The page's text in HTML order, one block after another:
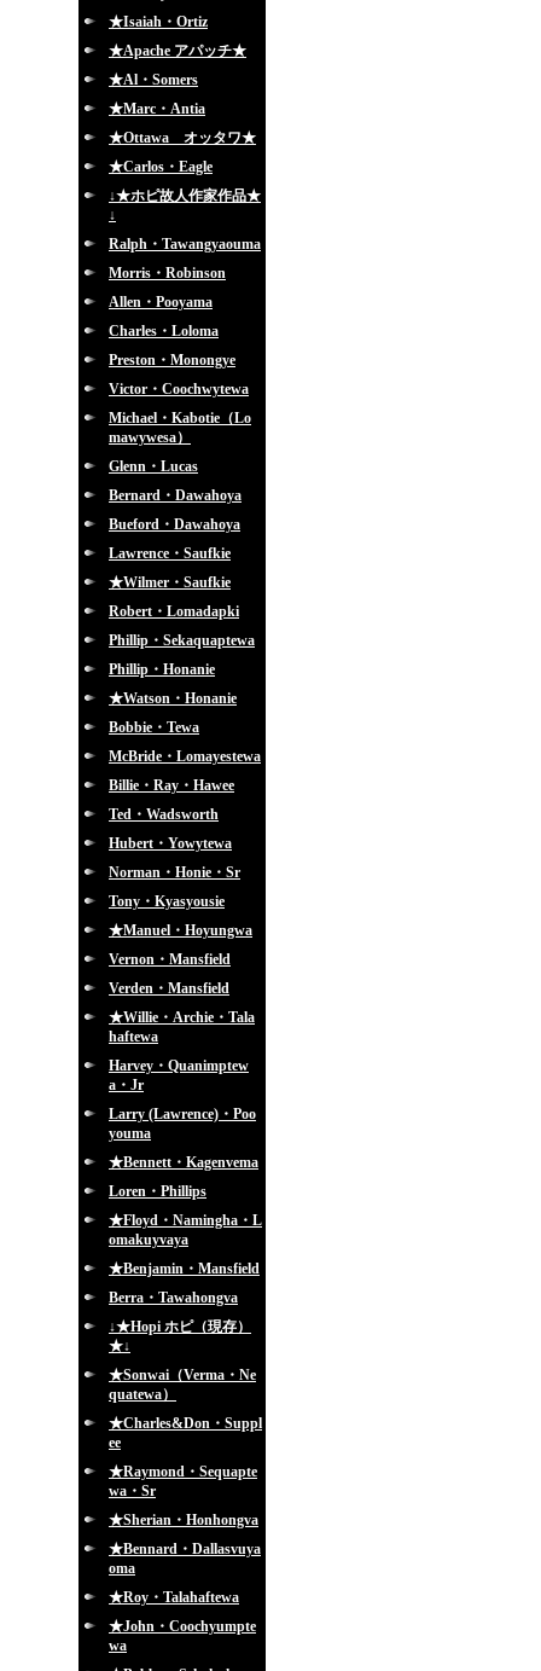
★Isaiah・Ortiz
★Apache アパッチ★
★Al・Somers
★Marc・Antia
★Ottawa オッタワ★
★Carlos・Eagle
↓★ホピ故人作家作品★
↓
Ralph・Tawangyaouma
Morris・Robinson
Allen・Pooyama
Charles・Loloma
Preston・Monongye
Victor・Coochwytewa
Michael・Kabotie（Lo
mawywesa）
Glenn・Lucas
Bernard・Dawahoya
Bueford・Dawahoya
Lawrence・Saufkie
★Wilmer・Saufkie
Robert・Lomadapki
Phillip・Sekaquaptewa
Phillip・Honanie
★Watson・Honanie
Bobbie・Tewa
McBride・Lomayestewa
Billie・Ray・Hawee
Ted・Wadsworth
Hubert・Yowytewa
Norman・Honie・Sr
Tony・Kyasyousie
★Manuel・Hoyungwa
Vernon・Mansfield
Verden・Mansfield
★Willie・Archie・Tala
haftewa
Harvey・Quanimptew
a・Jr
Larry (Lawrence)・Poo
youma
★Bennett・Kagenvema
Loren・Phillips
★Floyd・Namingha・L
omakuyvaya
★Benjamin・Mansfield
Berra・Tawahongva
↓★Hopi ホピ（現存）
★↓
★Sonwai（Verma・Ne
quatewa）
★Charles&Don・Suppl
ee
★Raymond・Sequapte
wa・Sr
★Sherian・Honhongva
★Bennard・Dallasvuya
oma
★Roy・Talahaftewa
★John・Coochyumpte
wa